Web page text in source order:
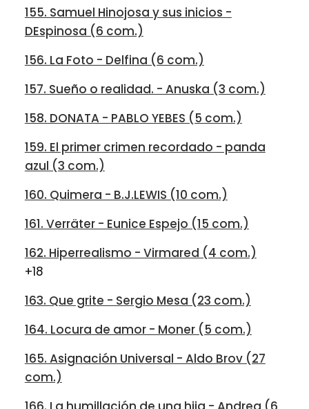
155. Samuel Hinojosa y sus inicios -
DEspinosa (6 com.)
156. La Foto - Delfina (6 com.)
157. Sueño o realidad. - Anuska (3 com.)
158. DONATA - PABLO YEBES (5 com.)
159. El primer crimen recordado - panda
azul (3 com.)
160. Quimera - B.J.LEWIS (10 com.)
161. Verräter - Eunice Espejo (15 com.)
162. Hiperrealismo - Virmared (4 com.)
+18
163. Que grite - Sergio Mesa (23 com.)
164. Locura de amor - Moner (5 com.)
165. Asignación Universal - Aldo Brov (27
com.)